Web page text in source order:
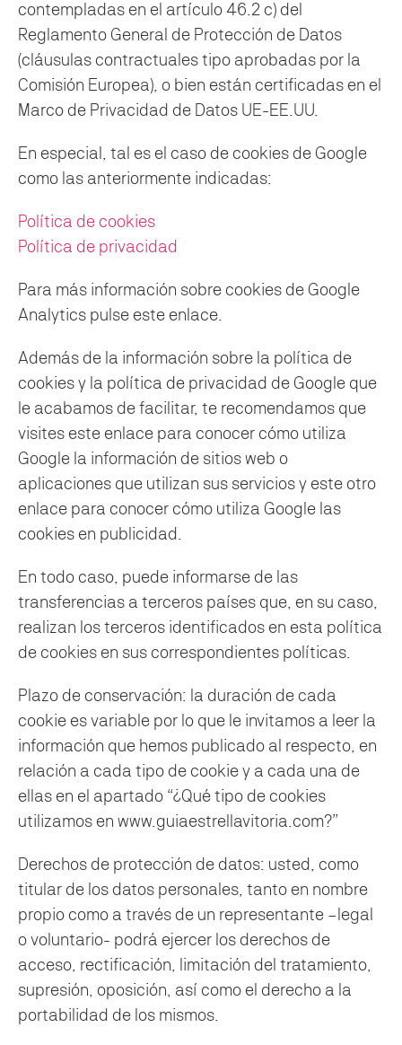
contempladas en el artículo 46.2 c) del
Reglamento General de Protección de Datos
(cláusulas contractuales tipo aprobadas por la
Comisión Europea), o bien están certificadas en el
Marco de Privacidad de Datos UE-EE.UU.
En especial, tal es el caso de cookies de Google
como las anteriormente indicadas:
Política de cookies
Política de privacidad
Para más información sobre cookies de Google
Analytics pulse este enlace.
Además de la información sobre la política de
cookies y la política de privacidad de Google que
le acabamos de facilitar, te recomendamos que
visites este enlace para conocer cómo utiliza
Google la información de sitios web o
aplicaciones que utilizan sus servicios y este otro
enlace para conocer cómo utiliza Google las
cookies en publicidad.
En todo caso, puede informarse de las
transferencias a terceros países que, en su caso,
realizan los terceros identificados en esta política
de cookies en sus correspondientes políticas.
Plazo de conservación: la duración de cada
cookie es variable por lo que le invitamos a leer la
información que hemos publicado al respecto, en
relación a cada tipo de cookie y a cada una de
ellas en el apartado “¿Qué tipo de cookies
utilizamos en www.guiaestrellavitoria.com?”
Derechos de protección de datos: usted, como
titular de los datos personales, tanto en nombre
propio como a través de un representante –legal
o voluntario- podrá ejercer los derechos de
acceso, rectificación, limitación del tratamiento,
supresión, oposición, así como el derecho a la
portabilidad de los mismos.